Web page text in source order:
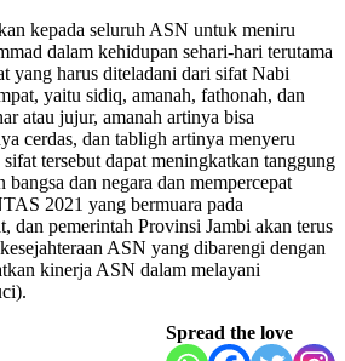
kepada seluruh ASN untuk meniru
dalam kehidupan sehari-hari terutama
yang harus diteladani dari sifat Nabi
yaitu sidiq, amanah, fathonah, dan
atau jujur, amanah artinya bisa
cerdas, dan tabligh artinya menyeru
tersebut dapat meningkatkan tanggung
dan negara dan mempercepat
2021 yang bermuara pada
dan pemerintah Provinsi Jambi akan terus
ASN yang dibarengi dengan
kinerja ASN dalam melayani
Spread the love